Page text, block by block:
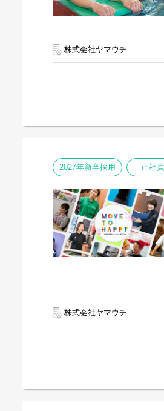
株式会社ヤマウチ
2027年新卒採用 正社員
株式会社ヤマウチ